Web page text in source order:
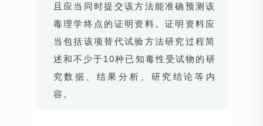
且应当同时提交该方法能准确预测该
毒理学终点的证明资料。证明资料应
当包括该项替代试验方法研究过程简
述和不少于10种已知毒性受试物的研
究数据、结果分析、研究结论等内
容。